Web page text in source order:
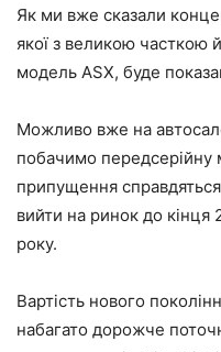
Як ми вже сказали
якої з великою часткою
модель ASX, буде
Можливо вже на
побачимо
припущення
вийти на ринок до кінця
року.
Вартість нового
набагато дорожче